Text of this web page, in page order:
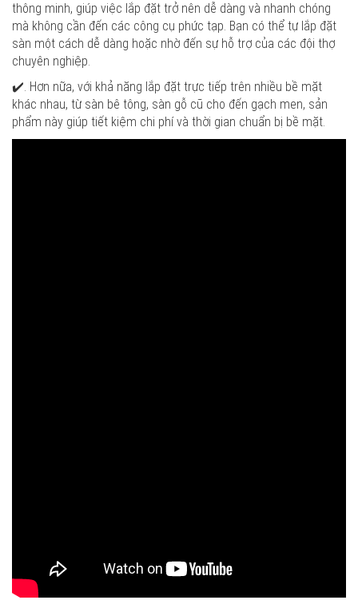
thông minh, giúp việc lắp đặt trở nên dễ dàng và nhanh chóng
mà không cần đến các công cụ phức tạp. Bạn có thể tự lắp đặt
sàn một cách dễ dàng hoặc nhờ đến sự hỗ trợ của các đội thợ
chuyên nghiệp.
✔️. Hơn nữa, với khả năng lắp đặt trực tiếp trên nhiều bề mặt
khác nhau, từ sàn bê tông, sàn gỗ cũ cho đến gạch men, sản
phẩm này giúp tiết kiệm chi phí và thời gian chuẩn bị bề mặt.